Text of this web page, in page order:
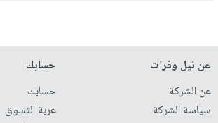
عن نيل وفرات
عن الشركة
سياسة الشركة
حسابك
حسابك
عربة التسوق